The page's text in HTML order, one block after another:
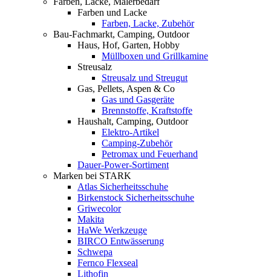
Farben und Lacke
Farben, Lacke, Zubehör
Bau-Fachmarkt, Camping, Outdoor
Haus, Hof, Garten, Hobby
Müllboxen und Grillkamine
Streusalz
Streusalz und Streugut
Gas, Pellets, Aspen & Co
Gas und Gasgeräte
Brennstoffe, Kraftstoffe
Haushalt, Camping, Outdoor
Elektro-Artikel
Camping-Zubehör
Petromax und Feuerhand
Dauer-Power-Sortiment
Marken bei STARK
Atlas Sicherheitsschuhe
Birkenstock Sicherheitsschuhe
Griwecolor
Makita
HaWe Werkzeuge
BIRCO Entwässerung
Schwepa
Fernco Flexseal
Lithofin